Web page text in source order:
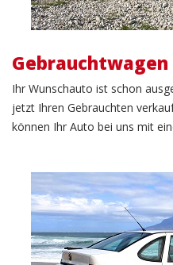
Ihr Wunschauto ist schon
jetzt Ihren Gebrauchten
können Ihr Auto bei uns mit
KFZ